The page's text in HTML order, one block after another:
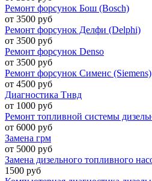
Ремонт форсунок Бош (Bosch)
от 3500 руб
Ремонт форсунок Делфи (Delphi)
от 3500 руб
Ремонт форсунок Denso
от 3500 руб
Ремонт форсунок Сименс (Siemens)
от 4500 руб
Диагностика Тнвд
от 1000 руб
Ремонт топливной системы
от 6000 руб
Замена грм
от 5000 руб
Замена дизельного топливного
1500 руб